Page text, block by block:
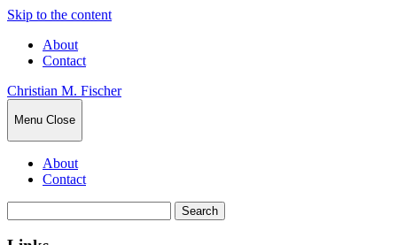
Skip to the content
About
Contact
Christian M. Fischer
Menu Close
About
Contact
for: